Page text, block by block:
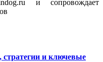
и сопровождает
и ключевые